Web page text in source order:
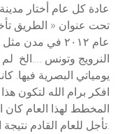
عادة كل عام أختار
تحت عنوان « الطريق
عام ٢٠١٢ في
النرويج وتونس ….الخ
يومياتي البصرية فيها.
افكر برام الله لتكون
المخطط لهذا العام كان
تأجل للعام القادم نتيجة الوضع العالمي.